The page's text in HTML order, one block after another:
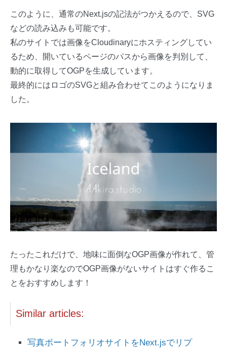
このように、通常のNext.jsの記法がつかえるので、SVG
などの読み込みも可能です。
私のサイトでは画像をCloudinaryにホスティングしてい
るため、開いているページのパスから画像を判別して、
動的に取得してOGPを生成しています。
最終的にはロゴのSVGと組み合わせてこのようになりま
した。
たったこれだけで、地味に面倒なOGP画像が作れて、管
理もかなり楽なのでOGP画像がないサイトはすぐ作るこ
とをおすすめします！
Similar articles:
写真ポートフォリオサイトをNext.jsでリプ